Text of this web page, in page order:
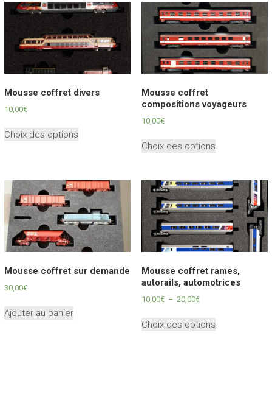
Mousse coffret divers
10,00€
Choix des optionsproduit
variations.
Les
options
peuvent
être
choisies
la
Mousse coffret
compositions voyageurs
10,00€
Choix des optionsproduit
variations.
Les
options
peuvent
être
sur
la
produit
Mousse coffret sur demande
30,00€
Ajouter au panier
Mousse coffret rames,
autorails, automotrices
10,00€ – 20,00€Plage
prix :
Choix des optionsproduit